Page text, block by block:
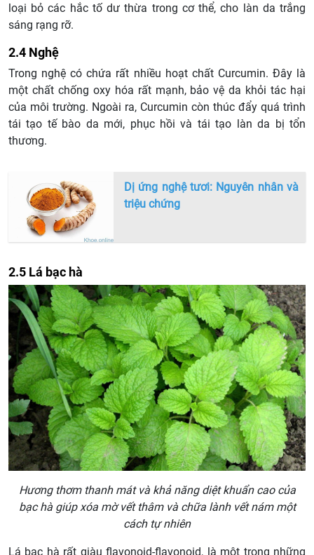
loại bỏ các hắc tố dư thừa trong cơ thể, cho làn da trắng
sáng rạng rỡ.
2.4 Nghệ
Trong nghệ có chứa rất nhiều hoạt chất Curcumin. Đây là
một chất chống oxy hóa rất mạnh, bảo vệ da khỏi tác hại
của môi trường. Ngoài ra, Curcumin còn thúc đẩy quá trình
tái tạo tế bào da mới, phục hồi và tái tạo làn da bị tổn
thương.
Dị ứng nghệ tươi: Nguyên nhân và
triệu chứng
2.5 Lá bạc hà
Hương thơm thanh mát và khả năng diệt khuẩn cao của
bạc hà giúp xóa mờ vết thâm và chữa lành vết nám một
cách tự nhiên
Lá bạc hà rất giàu flavonoid-flavonoid, là một trong những